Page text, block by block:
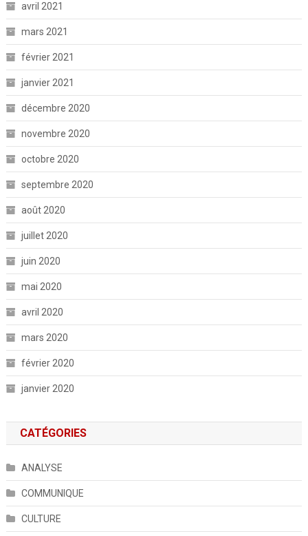
avril 2021
mars 2021
février 2021
janvier 2021
décembre 2020
novembre 2020
octobre 2020
septembre 2020
août 2020
juillet 2020
juin 2020
mai 2020
avril 2020
mars 2020
février 2020
janvier 2020
CATÉGORIES
ANALYSE
COMMUNIQUE
CULTURE